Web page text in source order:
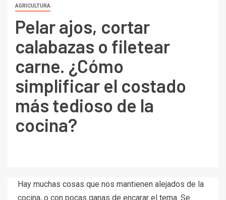
AGRICULTURA
Pelar ajos, cortar
calabazas o filetear
carne. ¿Cómo
simplificar el costado
más tedioso de la
cocina?
Hay muchas cosas que nos mantienen alejados de la
cocina, o con pocas ganas de encarar el tema. Se